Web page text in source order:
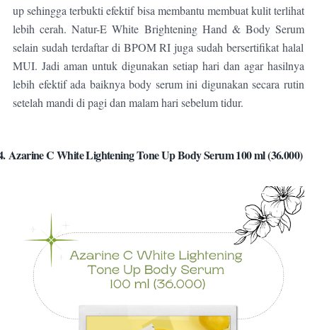
up sehingga terbukti efektif bisa membantu membuat kulit terlihat
lebih cerah. Natur-E White Brightening Hand & Body Serum
selain sudah terdaftar di BPOM RI juga sudah bersertifikat halal
MUI. Jadi aman untuk digunakan setiap hari dan agar hasilnya
lebih efektif ada baiknya body serum ini digunakan secara rutin
setelah mandi di pagi dan malam hari sebelum tidur.
Azarine C White Lightening Tone Up Body Serum 100 ml (36.000)